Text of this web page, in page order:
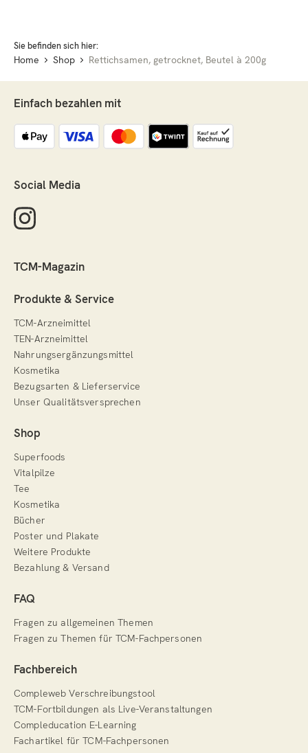
Sie befinden sich hier:
Home Shop Rettichsamen, getrocknet, Beutel à 200g
Einfach bezahlen mit
Social Media
TCM-Magazin
Produkte & Service
TCM-Arzneimittel
TEN-Arzneimittel
Nahrungsergänzungsmittel
Kosmetika
Bezugsarten & Lieferservice
Unser Qualitätsversprechen
Shop
Superfoods
Vitalpilze
Tee
Kosmetika
Bücher
Poster und Plakate
Weitere Produkte
Bezahlung & Versand
FAQ
Fragen zu allgemeinen Themen
Fragen zu Themen für TCM-Fachpersonen
Fachbereich
Compleweb Verschreibungstool
TCM-Fortbildungen als Live-Veranstaltungen
Compleducation E-Learning
Fachartikel für TCM-Fachpersonen